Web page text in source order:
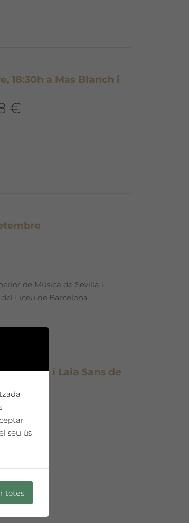
18:30h a Mas Blanch i
€
de Música de Sevilla i
Liceu de Barcelona.
Grustan i Laia Sans de
seu ús
totes